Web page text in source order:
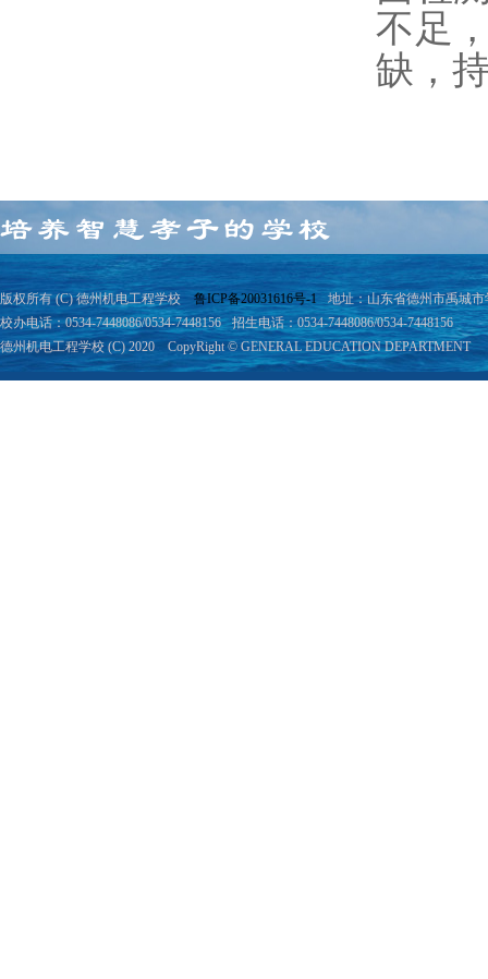
不足
缺，
版权所有 (C) 德州机电工程学校 鲁ICP备20031616号-1
地址：山东省德州市禹城
校办电话：0534-7448086/0534-7448156
招生电话：0534-7448086/0534-7448156
德州机电工程学校 (C) 2020 CopyRight © GENERAL EDUCATION DEPARTMENT